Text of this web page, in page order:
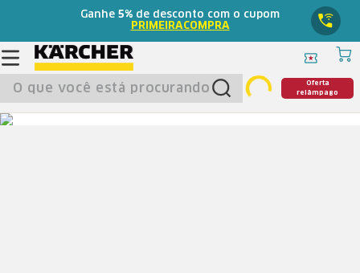
Ganhe 5% de desconto com o cupom
PRIMEIRACOMPRA
O que você está procurando?
Oferta
relâmpago